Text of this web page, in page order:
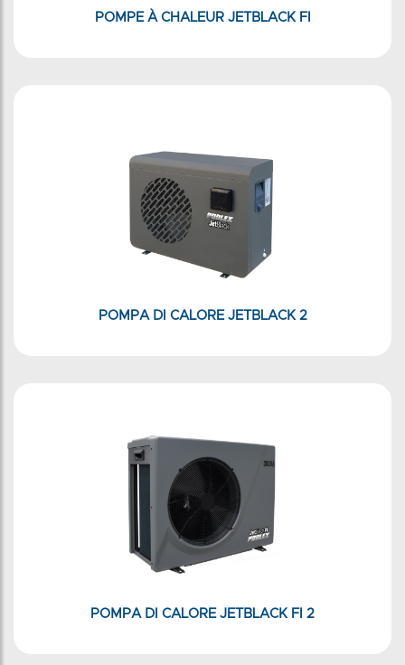
POMPE À CHALEUR JETBLACK FI
POMPA DI CALORE JETBLACK 2
POMPA DI CALORE JETBLACK FI 2